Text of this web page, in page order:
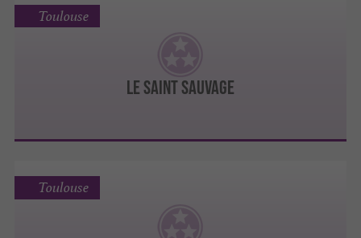
Le Saint Sauvage
Toulouse
Toulouse